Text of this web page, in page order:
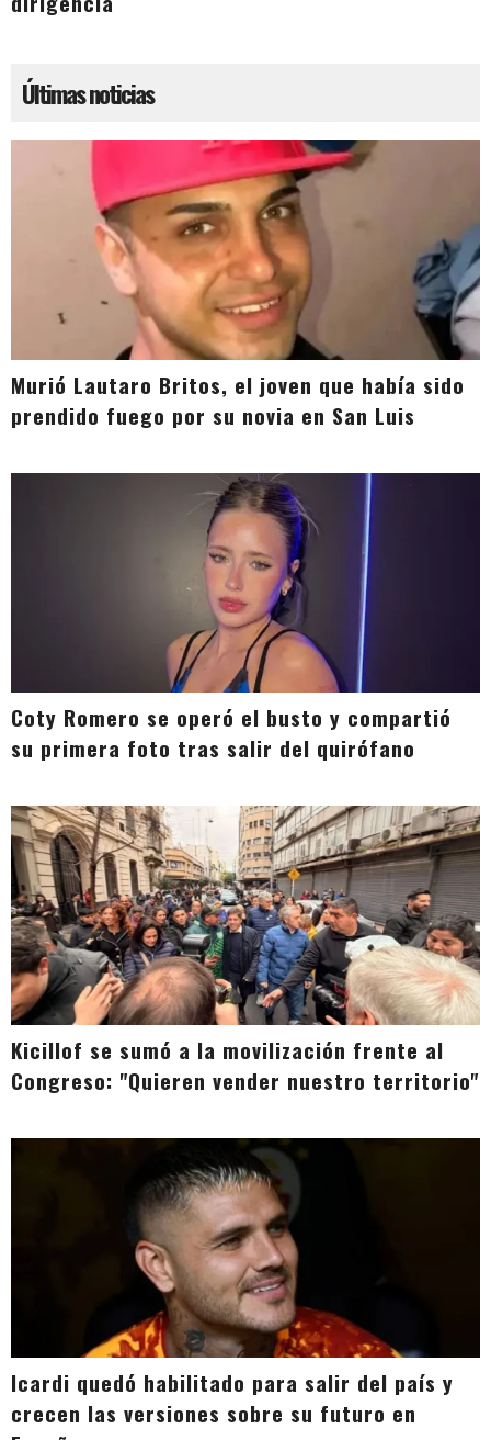
Últimas noticias
Murió Lautaro Britos, el joven que había sido
prendido fuego por su novia en San Luis
Coty Romero se operó el busto y compartió
su primera foto tras salir del quirófano
Kicillof se sumó a la movilización frente al
Congreso: "Quieren vender nuestro territorio"
Icardi quedó habilitado para salir del país y
crecen las versiones sobre su futuro en